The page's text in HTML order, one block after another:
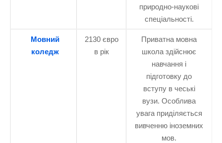
природно-наукові
спеціальності.
Мовний
коледж
2130 євро
в рік
Приватна мовна
школа здійснює
навчання і
підготовку до
вступу в чеські
вузи. Особлива
увага приділяється
вивченню іноземних
мов.